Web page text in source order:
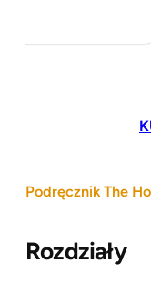
Podręcznik The
Rozdziały